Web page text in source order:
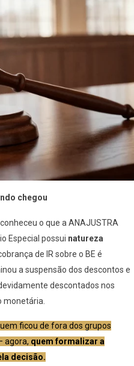
chegou
o que a ANAJUSTRA
Especial possui natureza
de IR sobre o BE é
a suspensão dos descontos e
descontados nos
monetária.
ficou de fora dos grupos
agora, quem formalizar a
decisão.